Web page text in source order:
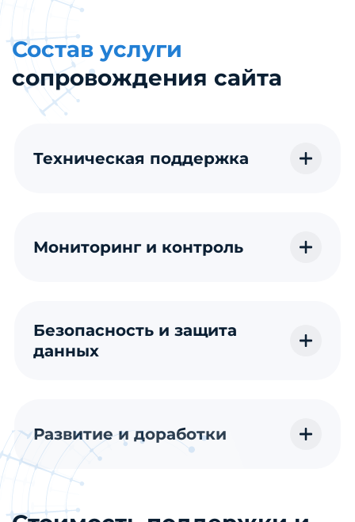
Состав услуги
сопровождения сайта
Техническая поддержка
Мониторинг и контроль
Безопасность и защита
данных
Развитие и доработки